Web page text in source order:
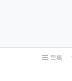
목록